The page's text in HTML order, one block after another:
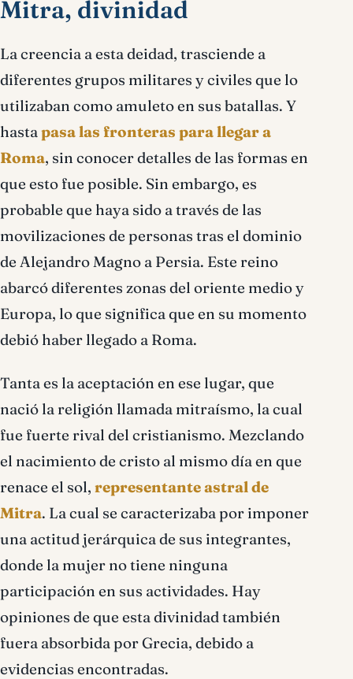
Mitra, divinidad
La creencia a esta deidad, trasciende a
diferentes grupos militares y civiles que lo
utilizaban como amuleto en sus batallas. Y
hastapasa las fronteras para llegar a
Roma, sin conocer detalles de las formas en
que esto fue posible. Sin embargo, es
probable que haya sido a través de las
movilizaciones de personas tras el dominio
de Alejandro Magno a Persia. Este reino
abarcó diferentes zonas del oriente medio y
Europa, lo que significa que en su momento
debió haber llegado a Roma.
Tanta es la aceptación en ese lugar, que
nació la religión llamada mitraísmo, la cual
fue fuerte rival del cristianismo. Mezclando
el nacimiento de cristo al mismo día en que
renace el sol, representante astral de
Mitra. La cual se caracterizaba por imponer
una actitud jerárquica de sus integrantes,
donde la mujer no tiene ninguna
participación en sus actividades. Hay
opiniones de que esta divinidad también
fuera absorbida por Grecia, debido a
evidencias encontradas.